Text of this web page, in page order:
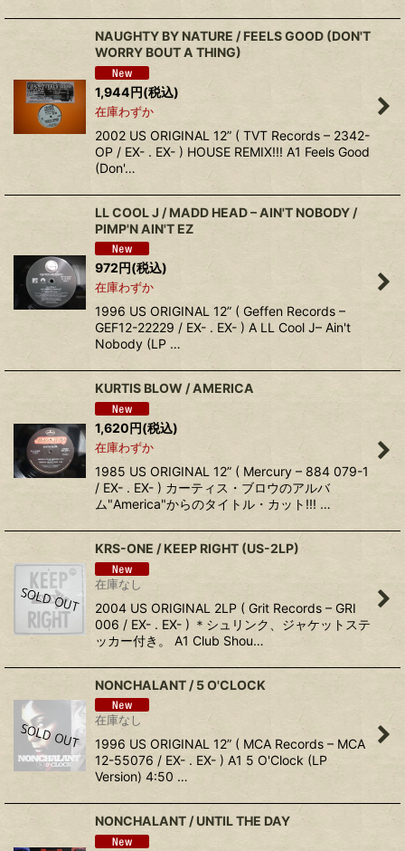
NAUGHTY BY NATURE / FEELS GOOD (DON'T
WORRY BOUT A THING)
1,944円(税込)
在庫わずか
2002 US ORIGINAL 12” ( TVT Records – 2342-
OP / EX- . EX- ) HOUSE REMIX!!! A1 Feels Good
(Don'…
LL COOL J / MADD HEAD – AIN'T NOBODY /
PIMP'N AIN'T EZ
972円(税込)
在庫わずか
1996 US ORIGINAL 12” ( Geffen Records –
GEF12-22229 / EX- . EX- ) A LL Cool J– Ain't
Nobody (LP …
KURTIS BLOW / AMERICA
1,620円(税込)
在庫わずか
1985 US ORIGINAL 12” ( Mercury – 884 079-1
/ EX- . EX- ) カーティス・ブロウのアルバ
ム"America"からのタイトル・カット!!! …
KRS-ONE / KEEP RIGHT (US-2LP)
在庫なし
2004 US ORIGINAL 2LP ( Grit Records – GRI
006 / EX- . EX- ) ＊シュリンク、ジャケットステ
ッカー付き。 A1 Club Shou…
NONCHALANT / 5 O'CLOCK
在庫なし
1996 US ORIGINAL 12” ( MCA Records – MCA
12-55076 / EX- . EX- ) A1 5 O'Clock (LP
Version) 4:50 …
NONCHALANT / UNTIL THE DAY